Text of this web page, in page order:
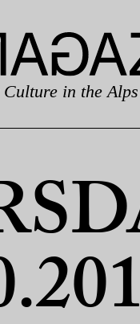
in the Alps